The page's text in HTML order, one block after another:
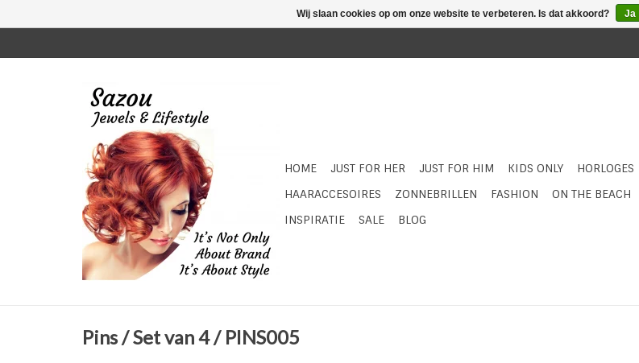
HOME JUST FOR HER JUST FOR HIM KIDS ONLY HORLOGES
HAARACCESOIRES
ZONNEBRILLEN FASHION ON THE BEACH
INSPIRATIE
SALE BLOG
Pins / Set van 4 / PINS005
Wij slaan cookies op om onze website te verbeteren. Is dat akkoord? Ja